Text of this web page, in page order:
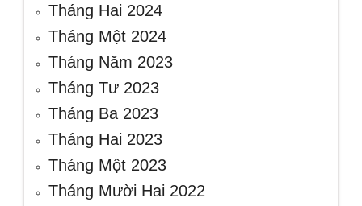
Tháng Hai 2024
Tháng Một 2024
Tháng Năm 2023
Tháng Tư 2023
Tháng Ba 2023
Tháng Hai 2023
Tháng Một 2023
Tháng Mười Hai 2022